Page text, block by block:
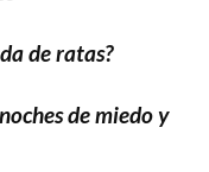
de ratas?
de miedo y